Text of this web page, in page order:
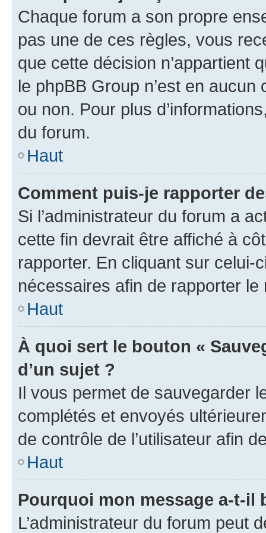
Chaque forum a son propre
pas une de ces règles, vous
que cette décision n’appartient
le phpBB Group n’est en
ou non. Pour plus
du forum.
Haut
Comment puis-je rapporter
Si l’administrateur du forum a
cette fin devrait être affiché à
rapporter. En cliquant sur
nécessaires afin de rapporter le
Haut
À quoi sert le bouton «
d’un sujet ?
Il vous permet de sauvegarder
complétés et envoyés
de contrôle de l’utilisateur afin
Haut
Pourquoi mon message a-t-il
L’administrateur du forum peut